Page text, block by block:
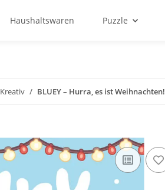
Haushaltswaren Puzzle
Kreativ BLUEY – Hurra, es ist Weihnachten!